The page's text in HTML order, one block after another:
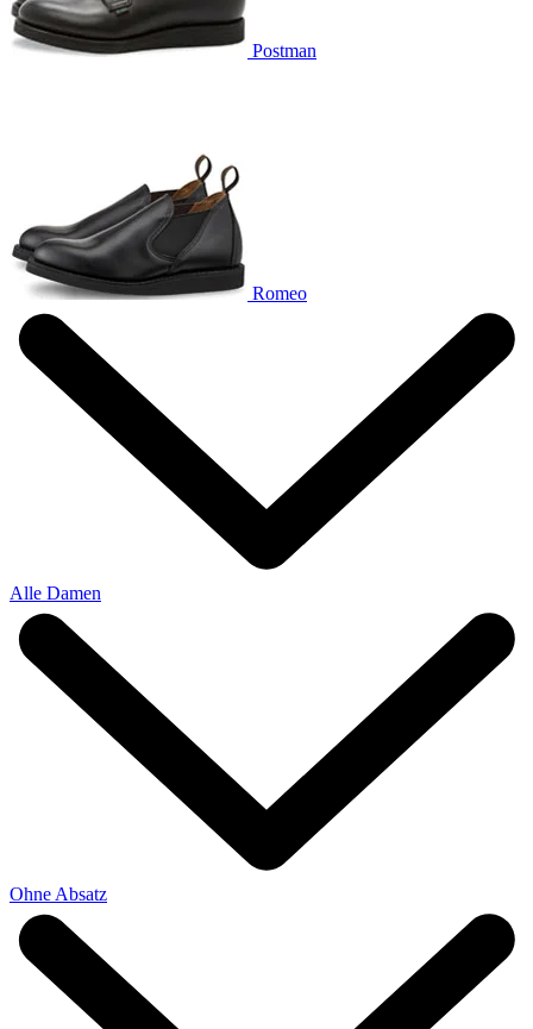
Postman
Romeo
Alle Damen
Ohne Absatz